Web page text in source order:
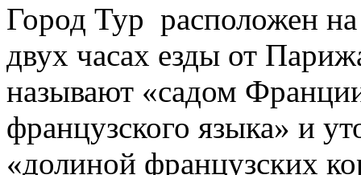
Город Тур расположен
двух часах езды от
называют «садом
французского языка» и
«долиной французских